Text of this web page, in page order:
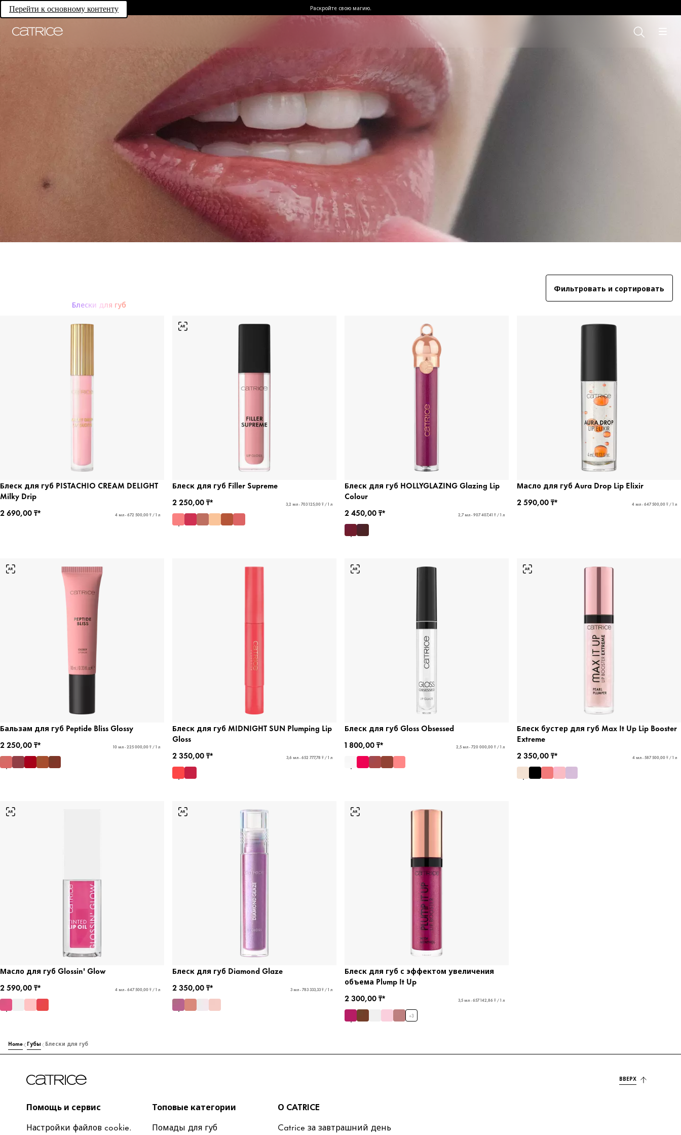
Перейти к основному контенту Раскройте свою магию.
Блески для губ
Фильтровать и сортировать
Блеск для губ PISTACHIO CREAM DELIGHT
Milky Drip
2 690,00 ₸*
4 мл - 672 500,00 ₸ / 1 л
Блеск для губ Filler Supreme
2 250,00 ₸*
3,2 мл - 703 125,00 ₸ / 1 л
Блеск для губ HOLLYGLAZING Glazing Lip
Colour
2 450,00 ₸*
2,7 мл - 907 407,41 ₸ / 1 л
Масло для губ Aura Drop Lip Elixir
2 590,00 ₸*
4 мл - 647 500,00 ₸ / 1 л
Бальзам для губ Peptide Bliss Glossy
2 250,00 ₸*
10 мл - 225 000,00 ₸ / 1 л
Блеск для губ MIDNIGHT SUN Plumping Lip
Gloss
2 350,00 ₸*
3,6 мл - 652 777,78 ₸ / 1 л
Блеск для губ Gloss Obsessed
1 800,00 ₸*
2,5 мл - 720 000,00 ₸ / 1 л
Блеск бустер для губ Max It Up Lip Booster
Extreme
2 350,00 ₸*
4 мл - 587 500,00 ₸ / 1 л
Масло для губ Glossin' Glow
2 590,00 ₸*
4 мл - 647 500,00 ₸ / 1 л
Блеск для губ Diamond Glaze
2 350,00 ₸*
3 мл - 783 333,33 ₸ / 1 л
Блеск для губ с эффектом увеличения
объема Plump It Up
2 300,00 ₸*
3,5 мл - 657 142,86 ₸ / 1 л
+3
Home Губы Блески для губ
ВВЕРХ
Помощь и сервис
Настройки файлов cookie.
Топовые категории
Помады для губ
О CATRICE
Catrice за завтрашний день